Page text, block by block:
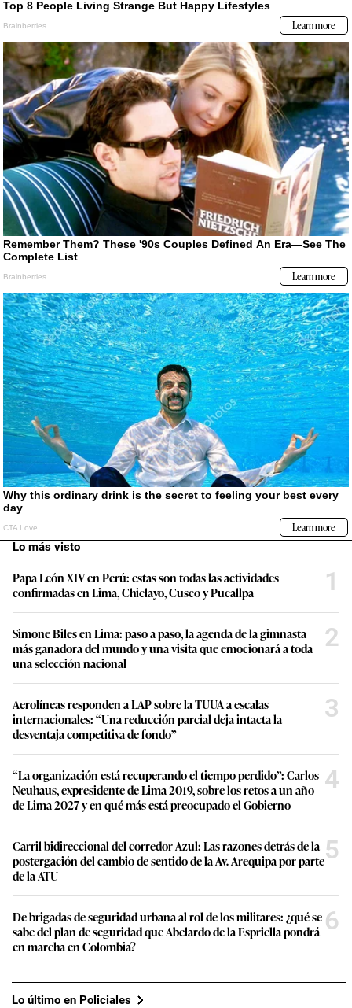
Lo más visto
Papa León XIV en Perú: estas son todas las actividades
confirmadas en Lima, Chiclayo, Cusco y Pucallpa
1
Simone Biles en Lima: paso a paso, la agenda de la gimnasta
más ganadora del mundo y una visita que emocionará a toda
una selección nacional
2
Aerolíneas responden a LAP sobre la TUUA a escalas
internacionales: “Una reducción parcial deja intacta la
desventaja competitiva de fondo”
3
“La organización está recuperando el tiempo perdido”: Carlos
Neuhaus, expresidente de Lima 2019, sobre los retos a un año
de Lima 2027 y en qué más está preocupado el Gobierno
4
Carril bidireccional del corredor Azul: Las razones detrás de la
postergación del cambio de sentido de la Av. Arequipa por parte
de la ATU
5
De brigadas de seguridad urbana al rol de los militares: ¿qué se
sabe del plan de seguridad que Abelardo de la Espriella pondrá
en marcha en Colombia?
6
Lo último en Policiales